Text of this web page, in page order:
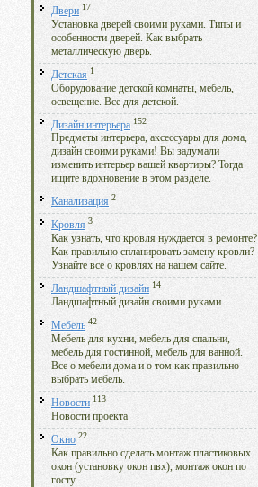
Двери 17
Установка дверей своими руками. Типы и
особенности дверей. Как выбрать
металлическую дверь.
Детская 1
Оборудование детской комнаты, мебель,
освещение. Все для детской.
Дизайн интерьера 152
Предметы интерьера, аксессуары для дома,
дизайн своими руками! Вы задумали
изменить интерьер вашей квартиры? Тогда
ищите вдохновение в этом разделе.
Канализация 2
Кровля 3
Как узнать, что кровля нуждается в ремонте?
Как правильно спланировать замену кровли?
Узнайте все о кровлях на нашем сайте.
Ландшафтный дизайн 14
Ландшафтный дизайн своими руками.
Мебель 42
Мебель для кухни, мебель для спальни,
мебель для гостинной, мебель для ванной.
Все о мебели дома и о том как правильно
выбрать мебель.
Новости 113
Новости проекта
Окно 22
Как правильно сделать монтаж пластиковых
окон (установку окон пвх), монтаж окон по
госту.